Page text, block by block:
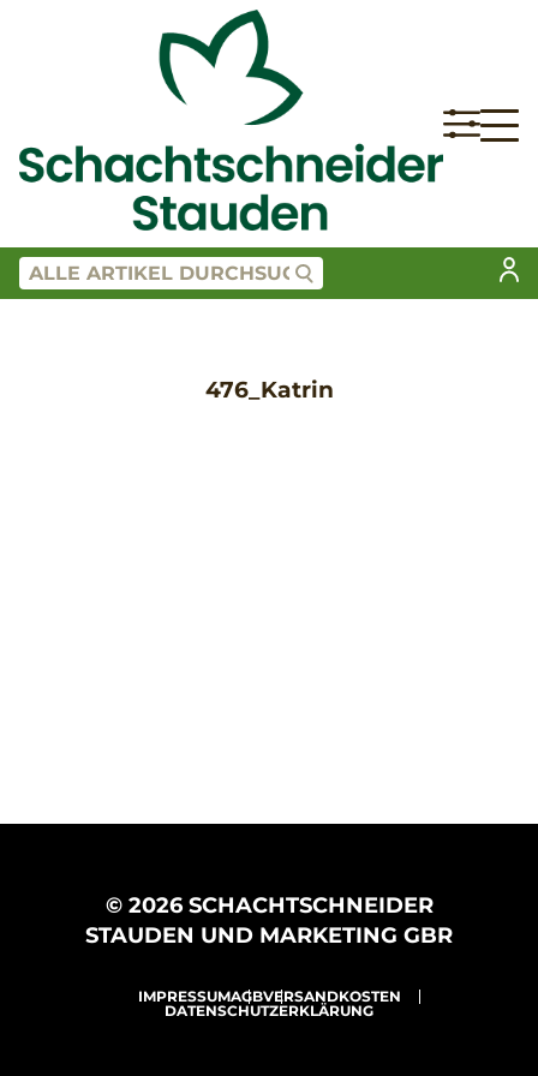
476_Katrin
© 2026 SCHACHTSCHNEIDER
STAUDEN UND MARKETING GBR
IMPRESSUMAGBVERSANDKOSTEN
DATENSCHUTZERKLÄRUNG